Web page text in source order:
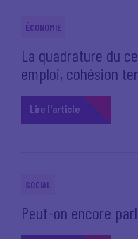
ÉCONOMIE
La quadrature du
emploi, cohésion
Lire l'article
SOCIAL
Peut-on encore